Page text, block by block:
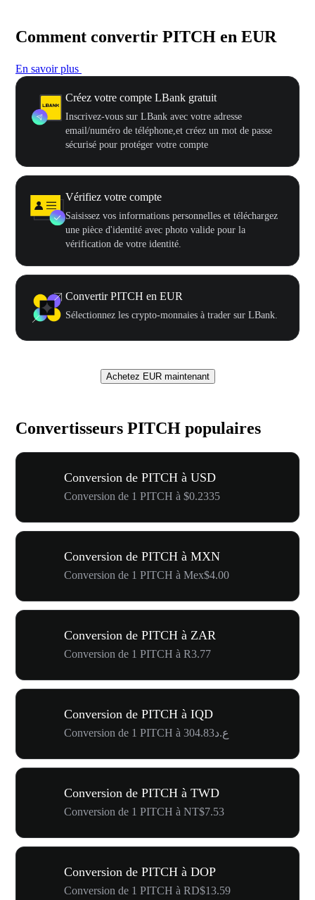
Comment convertir PITCH en EUR
En savoir plus
Créez votre compte LBank gratuit
Inscrivez-vous sur LBank avec votre adresse
email/numéro de téléphone,et créez un mot de passe
sécurisé pour protéger votre compte
Vérifiez votre compte
Saisissez vos informations personnelles et téléchargez
une pièce d'identité avec photo valide pour la
vérification de votre identité.
Convertir PITCH en EUR
Sélectionnez les crypto-monnaies à trader sur LBank.
Achetez EUR maintenant
Convertisseurs PITCH populaires
Conversion de PITCH à USD
Conversion de 1 PITCH à $0.2335
Conversion de PITCH à MXN
Conversion de 1 PITCH à Mex$4.00
Conversion de PITCH à ZAR
Conversion de 1 PITCH à R3.77
Conversion de PITCH à IQD
Conversion de 1 PITCH à ع.د304.83
Conversion de PITCH à TWD
Conversion de 1 PITCH à NT$7.53
Conversion de PITCH à DOP
Conversion de 1 PITCH à RD$13.59